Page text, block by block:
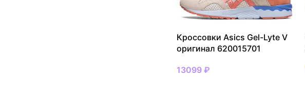
Кроссовки Asics Gel-Lyte V
оригинал 620015701
13099 ₽